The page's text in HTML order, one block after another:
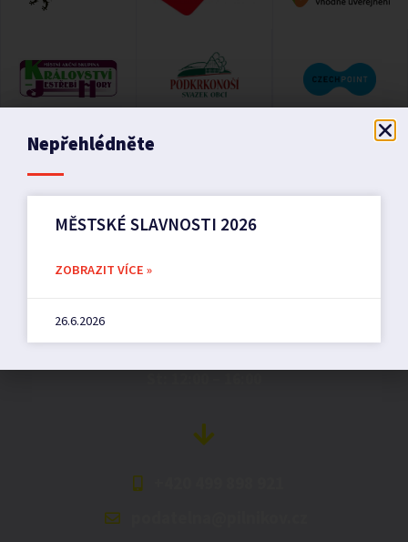
Nepřehlédněte
MĚSTSKÉ SLAVNOSTI 2026
ZOBRAZIT VÍCE »
26.6.2026